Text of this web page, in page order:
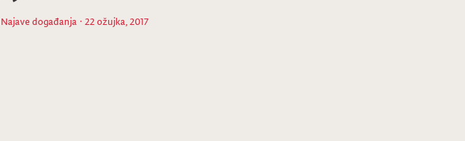
Najave događanja · 22 ožujka, 2017